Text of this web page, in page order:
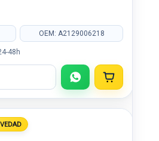
OEM: A2129006218
48h